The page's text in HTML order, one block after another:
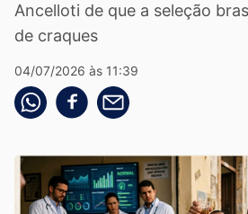
Ancelloti de que a seleção
de craques
04/07/2026 às 11:39
Compartilhe pelo whatsapp
Compartilhar no facebook
Compartilhe pelo email